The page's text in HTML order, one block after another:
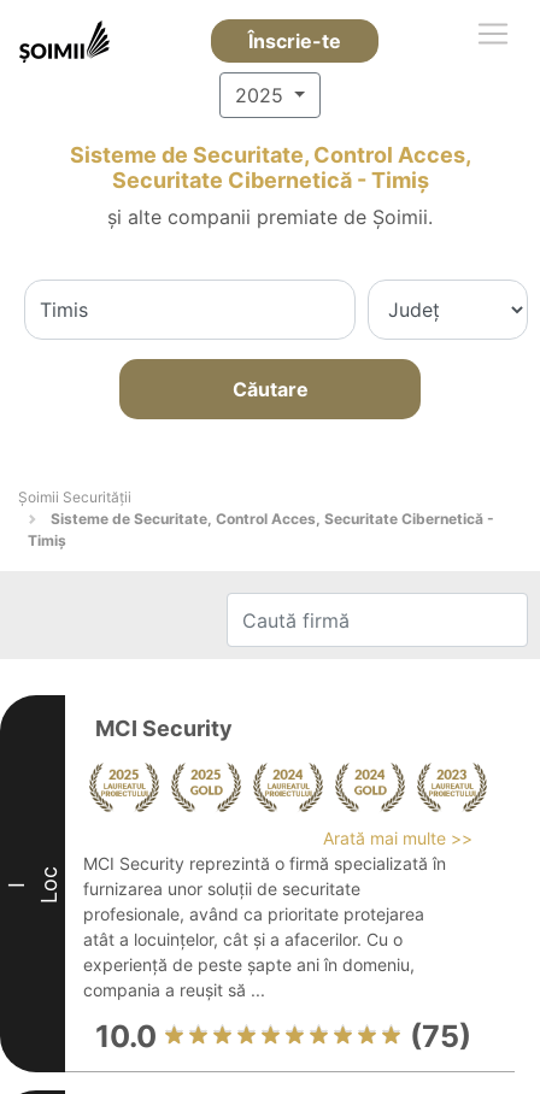
Înscrie-te
2025
Sisteme de Securitate, Control Acces,
Securitate Cibernetică - Timiş
și alte companii premiate de Șoimii.
Căutare
Șoimii Securității
Sisteme de Securitate, Control Acces, Securitate Cibernetică -
Timiş
I Loc
MCI Security
Arată mai multe >>
MCI Security reprezintă o firmă specializată în
furnizarea unor soluții de securitate
profesionale, având ca prioritate protejarea
atât a locuințelor, cât și a afacerilor. Cu o
experiență de peste șapte ani în domeniu,
compania a reușit să ...
10.0 (75)